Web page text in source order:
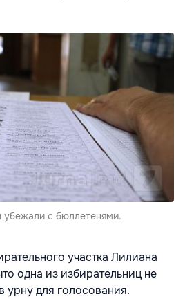
с бюллетенями.
участка Лилиана
одна из избирательниц не
урну для голосования.